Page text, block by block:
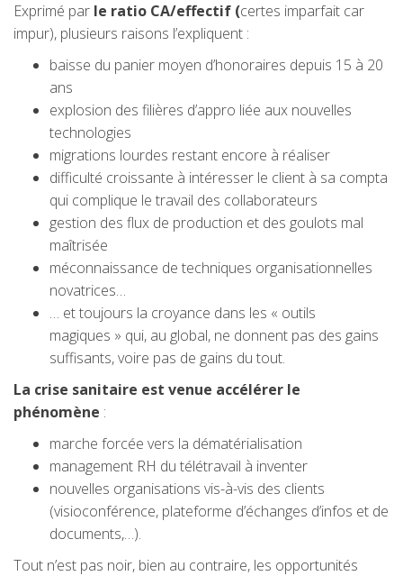
Exprimé par le ratio CA/effectif (certes imparfait car
impur), plusieurs raisons l’expliquent :
baisse du panier moyen d’honoraires depuis 15 à 20
ans
explosion des filières d’appro liée aux nouvelles
technologies
migrations lourdes restant encore à réaliser
difficulté croissante à intéresser le client à sa compta
qui complique le travail des collaborateurs
gestion des flux de production et des goulots mal
maîtrisée
méconnaissance de techniques organisationnelles
novatrices…
… et toujours la croyance dans les « outils
magiques » qui, au global, ne donnent pas des gains
suffisants, voire pas de gains du tout.
La crise sanitaire est venue accélérer le
phénomène :
marche forcée vers la dématérialisation
management RH du télétravail à inventer
nouvelles organisations vis-à-vis des clients
(visioconférence, plateforme d’échanges d’infos et de
documents,…).
Tout n’est pas noir, bien au contraire, les opportunités